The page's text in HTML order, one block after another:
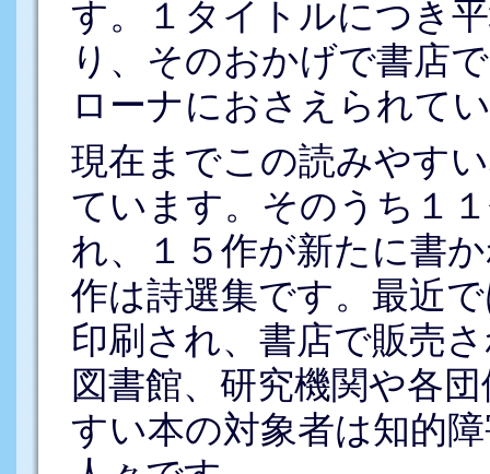
す。１タイトルにつき
り、そのおかげで書店
ローナにおさえられて
現在までこの読みやす
ています。そのうち１
れ、１５作が新たに書
作は詩選集です。最近
印刷され、書店で販売
図書館、研究機関や各
すい本の対象者は知的